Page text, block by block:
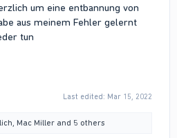
um eine entbannung von
aus meinem Fehler gelernt
tun
Last edited: Mar 15, 2022
, Mac Miller and 5 others